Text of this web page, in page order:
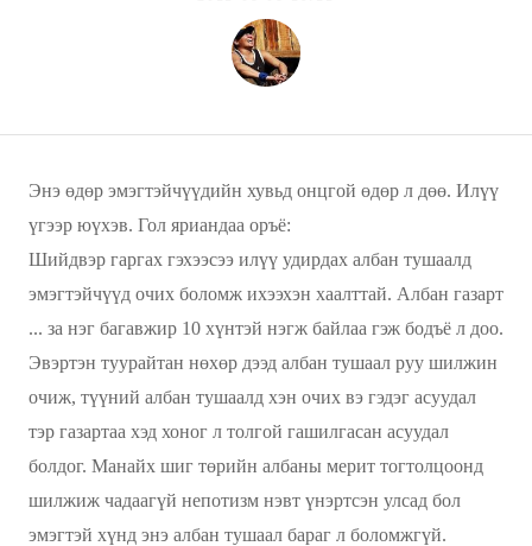
Энэ өдөр эмэгтэйчүүдийн хувьд онцгой өдөр л дөө. Илүү
үгээр юүхэв. Гол яриандаа оръё:
Шийдвэр гаргах гэхээсээ илүү удирдах албан тушаалд
эмэгтэйчүүд очих боломж ихээхэн хаалттай. Албан газарт
... за нэг багавжир 10 хүнтэй нэгж байлаа гэж бодъё л доо.
Эвэртэн туурайтан нөхөр дээд албан тушаал руу шилжин
очиж, түүний албан тушаалд хэн очих вэ гэдэг асуудал
тэр газартаа хэд хоног л толгой гашилгасан асуудал
болдог. Манайх шиг төрийн албаны мерит тогтолцоонд
шилжиж чадаагүй непотизм нэвт үнэртсэн улсад бол
эмэгтэй хүнд энэ албан тушаал бараг л боломжгүй.